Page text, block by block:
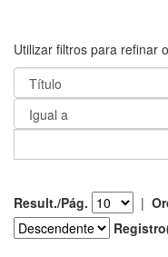
Utilizar filtros para refinar
Result./Pág. |